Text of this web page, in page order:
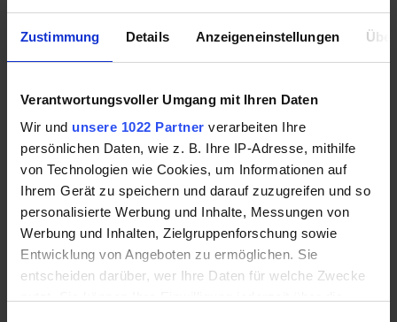
Zustimmung Details Anzeigeneinstellungen
Verantwortungsvoller Umgang mit Ihren Daten
Wir und unsere 1022 Partner verarbeiten Ihre
persönlichen Daten, wie z. B. Ihre IP-Adresse, mithilfe
von Technologien wie Cookies, um Informationen auf
Ihrem Gerät zu speichern und darauf zuzugreifen und so
personalisierte Werbung und Inhalte, Messungen von
Werbung und Inhalten, Zielgruppenforschung sowie
Entwicklung von Angeboten zu ermöglichen. Sie
entscheiden darüber, wer Ihre Daten für welche Zwecke
Euro. Frauen, die viel mehr verdient haben,
profitieren bei der Berechnung des Elterngeldes
Euro läge, bekämen Mutter oder Vater mindestens
300 Euro ausbezahlt. Diese Summe bekommen
auch Frauen, die vor der Geburt nicht gearbeitet
haben oder einem Minijob nachgegangen sind.
Dafür muss die Frau folgende Voraussetzungen
erfüllen:
Wohnsitz in Deutschland
Das Kind selbst betreuen und erziehen